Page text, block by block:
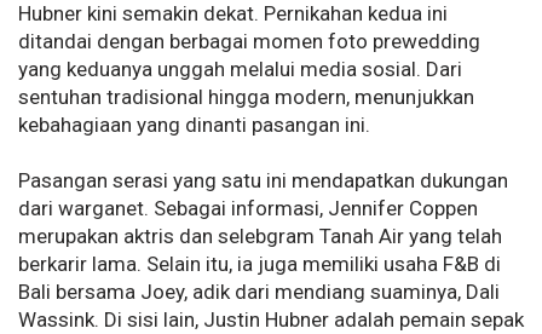
Hubner kini semakin dekat. Pernikahan kedua ini
ditandai dengan berbagai momen foto prewedding
yang keduanya unggah melalui media sosial. Dari
sentuhan tradisional hingga modern, menunjukkan
kebahagiaan yang dinanti pasangan ini.
Pasangan serasi yang satu ini mendapatkan dukungan
dari warganet. Sebagai informasi, Jennifer Coppen
merupakan aktris dan selebgram Tanah Air yang telah
berkarir lama. Selain itu, ia juga memiliki usaha F&B di
Bali bersama Joey, adik dari mendiang suaminya, Dali
Wassink. Di sisi lain, Justin Hubner adalah pemain sepak